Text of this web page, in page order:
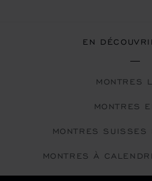
EN
MONTRES
MONTRES
MONTRES SUISSES
MONTRES À